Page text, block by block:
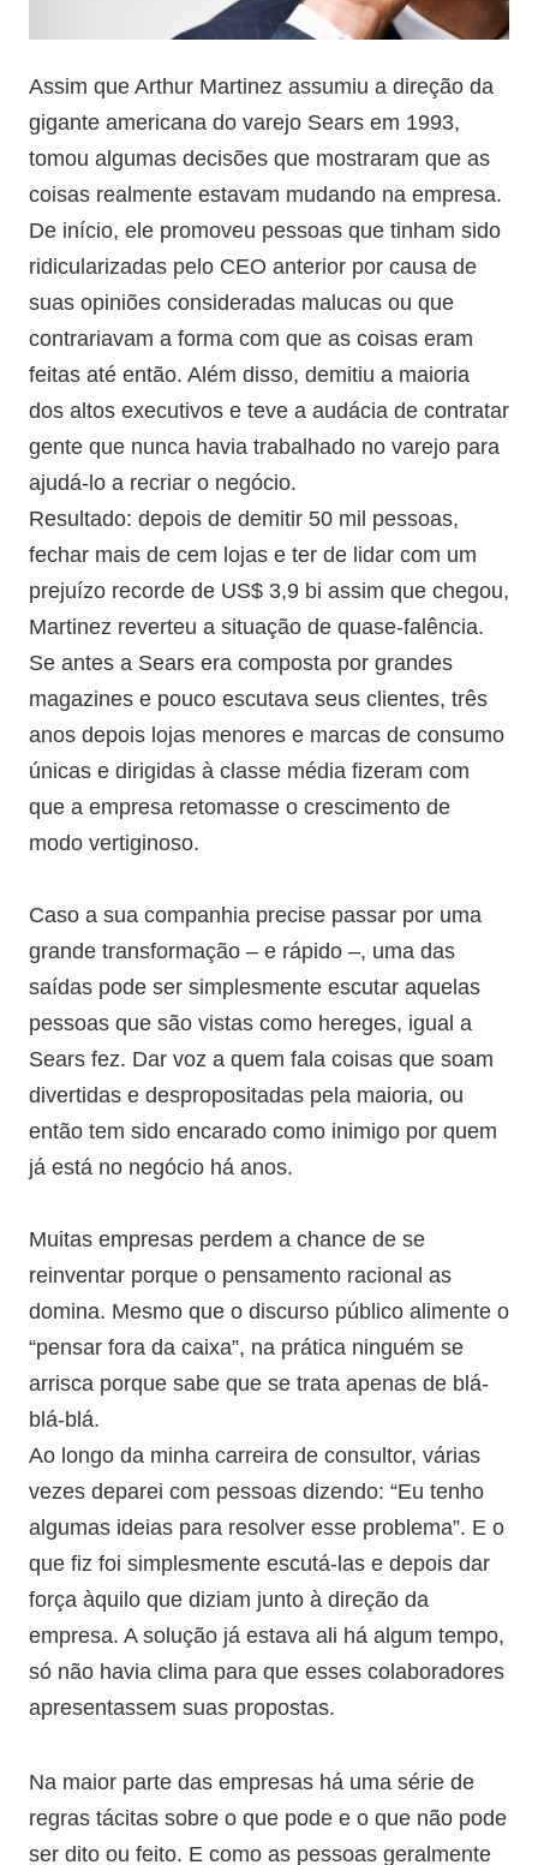
Assim que Arthur Martinez assumiu a direção da
gigante americana do varejo Sears em 1993,
tomou algumas decisões que mostraram que as
coisas realmente estavam mudando na empresa.
De início, ele promoveu pessoas que tinham sido
ridicularizadas pelo CEO anterior por causa de
suas opiniões consideradas malucas ou que
contrariavam a forma com que as coisas eram
feitas até então. Além disso, demitiu a maioria
dos altos executivos e teve a audácia de contratar
gente que nunca havia trabalhado no varejo para
ajudá-lo a recriar o negócio.
Resultado: depois de demitir 50 mil pessoas,
fechar mais de cem lojas e ter de lidar com um
prejuízo recorde de US$ 3,9 bi assim que chegou,
Martinez reverteu a situação de quase-falência.
Se antes a Sears era composta por grandes
magazines e pouco escutava seus clientes, três
anos depois lojas menores e marcas de consumo
únicas e dirigidas à classe média fizeram com
que a empresa retomasse o crescimento de
modo vertiginoso.​
Caso a sua companhia precise passar por uma
grande transformação – e rápido –, uma das
saídas pode ser simplesmente escutar aquelas
pessoas que são vistas como hereges, igual a
Sears fez. Dar voz a quem fala coisas que soam
divertidas e despropositadas pela maioria, ou
então tem sido encarado como inimigo por quem
já está no negócio há anos.​
Muitas empresas perdem a chance de se
reinventar porque o pensamento racional as
domina. Mesmo que o discurso público alimente o
“pensar fora da caixa”, na prática ninguém se
arrisca porque sabe que se trata apenas de blá-
blá-blá.
Ao longo da minha carreira de consultor, várias
vezes deparei com pessoas dizendo: “Eu tenho
algumas ideias para resolver esse problema”. E o
que fiz foi simplesmente escutá-las e depois dar
força àquilo que diziam junto à direção da
empresa. A solução já estava ali há algum tempo,
só não havia clima para que esses colaboradores
apresentassem suas propostas.
Na maior parte das empresas há uma série de
regras tácitas sobre o que pode e o que não pode
ser dito ou feito. E como as pessoas geralmente